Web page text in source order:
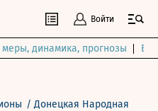
Войти
динамика, прогнозы
/Донецкая Народная